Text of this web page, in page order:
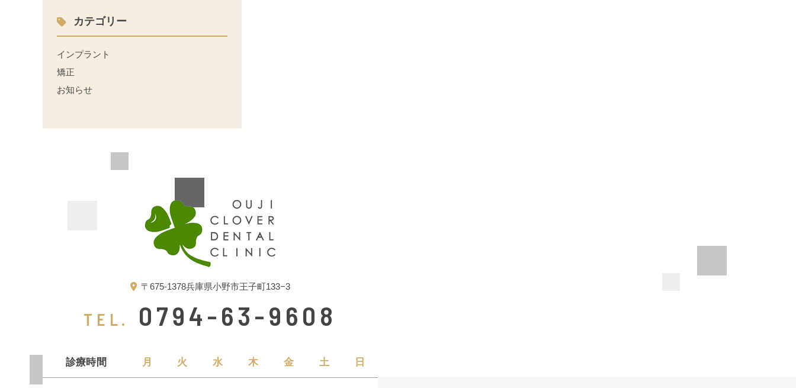
カテゴリー
インプラント
矯正
お知らせ
〒675-1378兵庫県小野市王子町133−3
TEL. 0794-63-9608
診療時間 月 火 水 木 金 土 日